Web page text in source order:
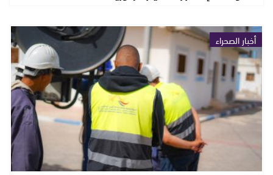
أخبار الصحراء